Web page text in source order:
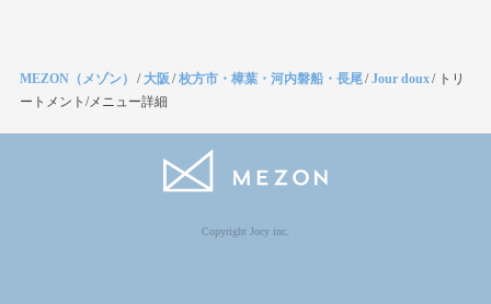
MEZON（メゾン） /大阪 /枚方市・樟葉・河内磐船・長尾/Jour doux/ トリ
ートメント/メニュー詳細
Copyright Jocy inc.